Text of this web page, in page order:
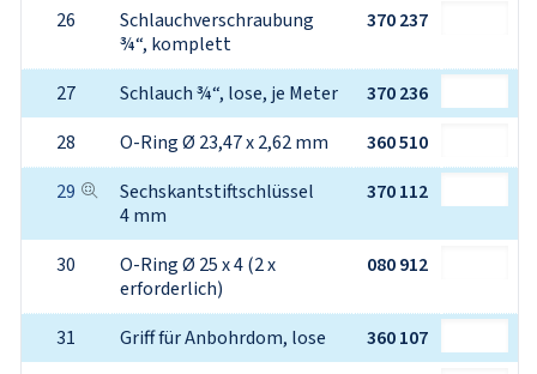
26
Schlauchverschraubung
¾“, komplett
370 237
27 Schlauch ¾“, lose, je Meter
370 236
28
O-Ring Ø 23,47 x 2,62 mm
360 510
29
Sechskantstiftschlüssel
4 mm
370 112
30
O-Ring Ø 25 x 4 (2 x
erforderlich)
080 912
31 Griff für Anbohrdom, lose
360 107